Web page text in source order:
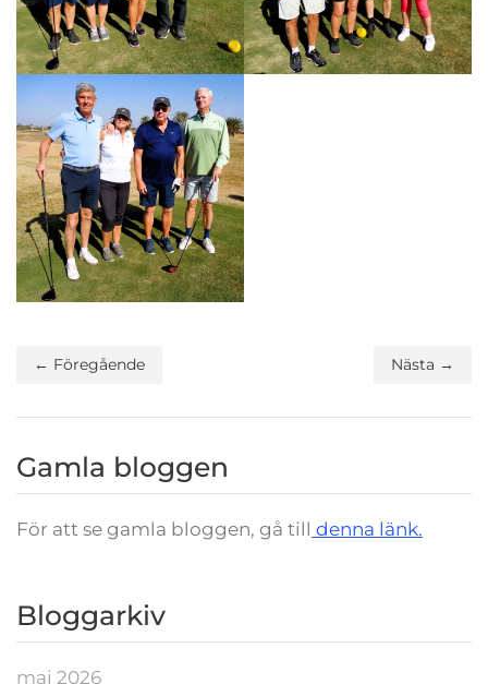
← Föregående Nästa →
Gamla bloggen
För att se gamla bloggen, gå till denna länk.
Bloggarkiv
maj 2026